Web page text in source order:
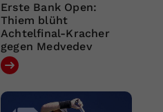
Erste Bank Open:
Thiem blüht
Achtelfinal-Kracher
gegen Medvedev